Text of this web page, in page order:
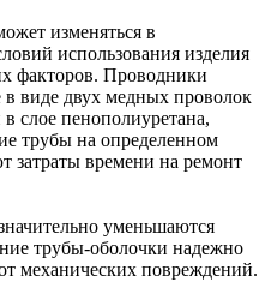
изменяться в
использования изделия
факторов. Проводники
виде двух медных проволок
слое пенополиуретана,
трубы на определенном
затраты времени на ремонт
уменьшаются
трубы-оболочки надежно
механических повреждений.